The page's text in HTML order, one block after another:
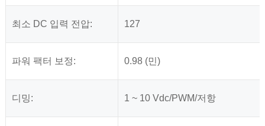
최소 DC 입력 전압: 127
파워 팩터 보정: 0.98 (민)
디밍: 1 ~ 10 Vdc/PWM/저항